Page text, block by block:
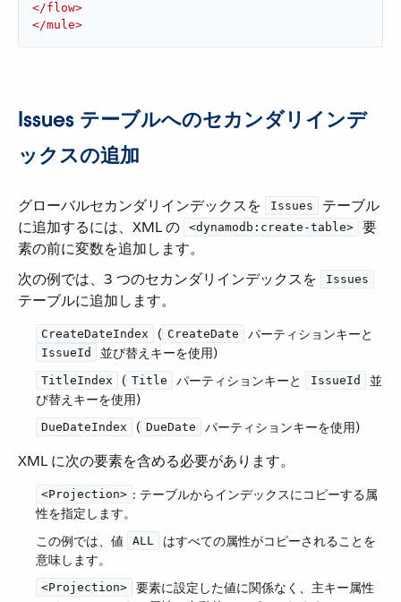
</flow>
</mule>
Issues テーブルへのセカンダリインデ
ックスの追加
グローバルセカンダリインデックスを ​ Issues
​ テーブル
に追加するには、XML の ​
<dynamodb:create-table>
​ 要
素の前に変数を追加します。
次の例では、3 つのセカンダリインデックスを ​
Issues
テーブルに追加します。
CreateDateIndex ​ (​ CreateDate ​ パーティションキーと ​
IssueId ​ 並び替えキーを使用)
TitleIndex ​ (​ Title ​ パーティションキーと ​ IssueId
​ 並
び替えキーを使用)
DueDateIndex ​ (​ DueDate ​ パーティションキーを使用)
XML に次の要素を含める必要があります。
<Projection> ​: テーブルからインデックスにコピーする属
性を指定します。
この例では、値 ​
ALL
​ はすべての属性がコピーされることを
意味します。
<Projection>
​ 要素に設定した値に関係なく、主キー属性